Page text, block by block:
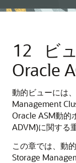
12
ビ
Oracle
動的ビューには
Management
Oracle ASM動的
ADVM)に関する
この章では、動
Storage